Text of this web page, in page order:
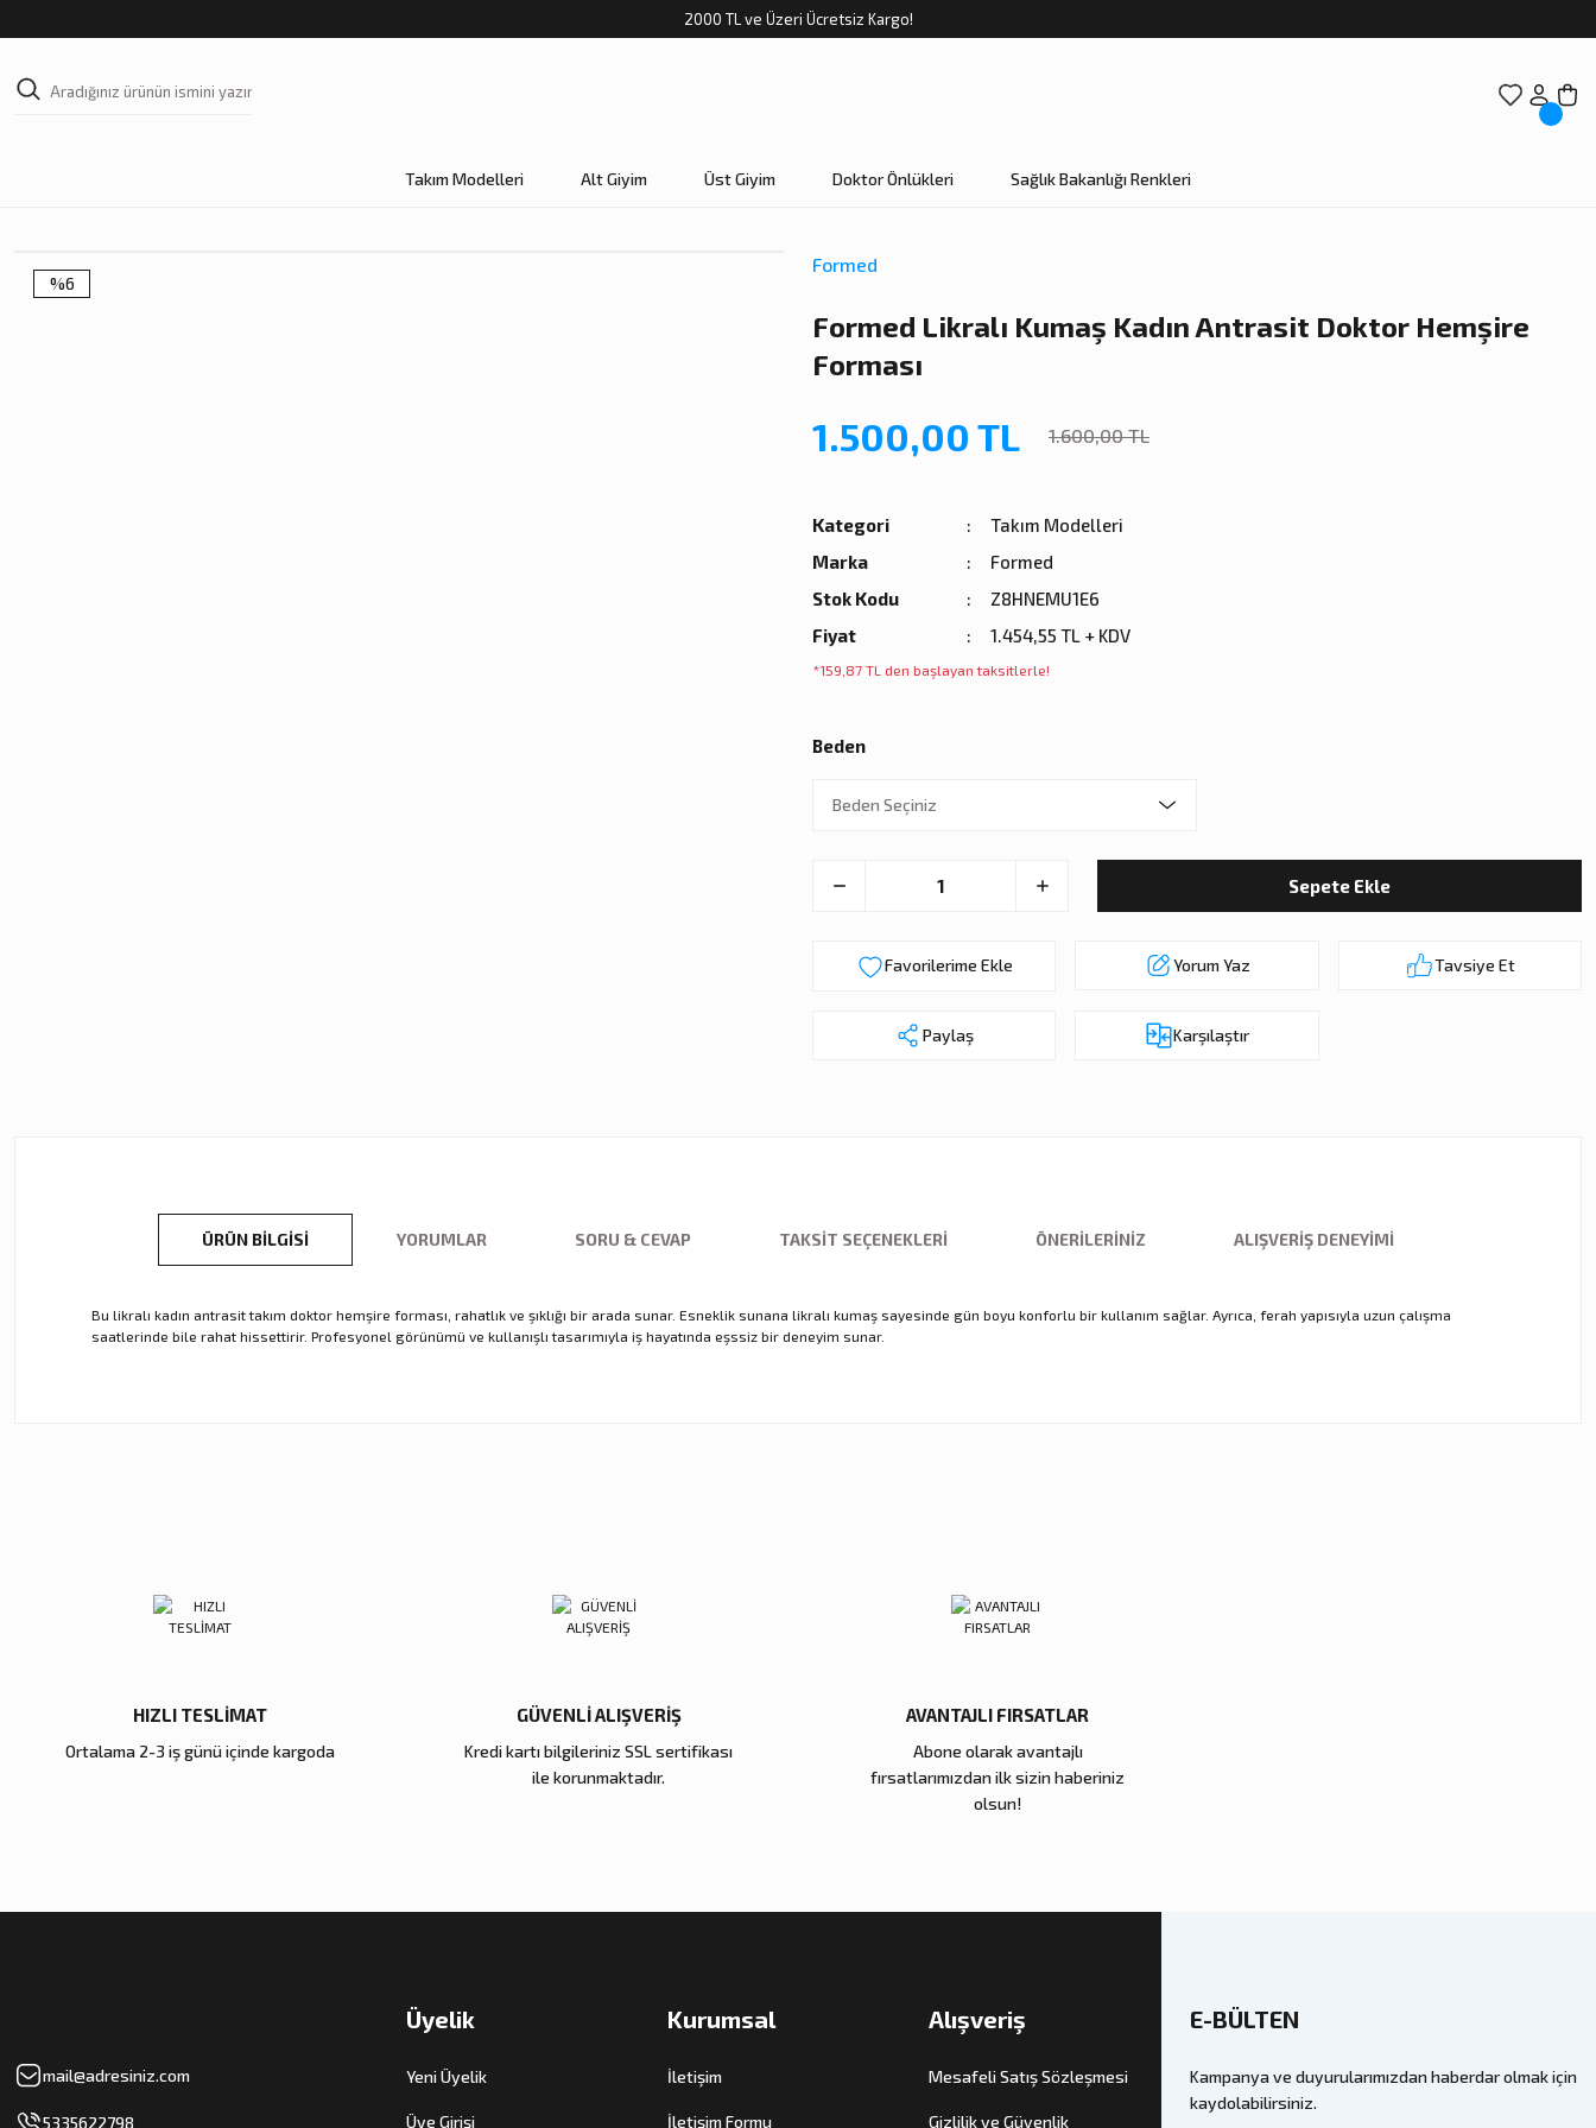
2000 TL ve Üzeri Ücretsiz Kargo!
Takım Modelleri Alt Giyim Üst Giyim Doktor Önlükleri Sağlık Bakanlığı Renkleri
%6
Formed
Formed Likralı Kumaş Kadın Antrasit Doktor Hemşire
Forması
1.500,00 TL 1.600,00 TL
Kategori
Takım Modelleri
Marka
Formed
Stok Kodu
Z8HNEMU1E6
Fiyat
1.454,55 TL + KDV
*159,87 TL den başlayan taksitlerle!
Beden
Sepete Ekle
Yorum Yaz Tavsiye Et
Paylaş Karşılaştır
ÜRÜN BILGISI YORUMLAR SORU & CEVAP TAKSIT SEÇENEKLERI ÖNERILERINIZ ALIŞVERIŞ DENEYIMI
Bu likralı kadın antrasit takım doktor hemşire forması, rahatlık ve şıklığı bir arada sunar. Esneklik sunana likralı kumaş sayesinde gün boyu konforlu bir kullanım sağlar. Ayrıca, ferah yapısıyla uzun çalışma
saatlerinde bile rahat hissettirir. Profesyonel görünümü ve kullanışlı tasarımıyla iş hayatında eşssiz bir deneyim sunar.
Bu ürüne benzer farklı alternatifler olmalı.
HIZLI TESLİMAT
Ortalama 2-3 iş günü içinde kargoda
GÜVENLİ ALIŞVERİŞ
Kredi kartı bilgileriniz SSL sertifikası
ile korunmaktadır.
AVANTAJLI FIRSATLAR
Abone olarak avantajlı
fırsatlarımızdan ilk sizin haberiniz
olsun!
mail@adresiniz.com
5335622798
Üyelik
Yeni Üyelik
Üye Girişi
Kurumsal
İletişim
İletişim Formu
Alışveriş
Mesafeli Satış Sözleşmesi
Gizlilik ve Güvenlik
E-BÜLTEN
Kampanya ve duyurularımızdan haberdar olmak için
kaydolabilirsiniz.